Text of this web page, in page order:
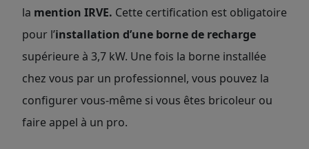
la mention IRVE. Cette certification est obligatoire
pour l’installation d’une borne de recharge
supérieure à 3,7 kW. Une fois la borne installée
chez vous par un professionnel, vous pouvez la
configurer vous-même si vous êtes bricoleur ou
faire appel à un pro.